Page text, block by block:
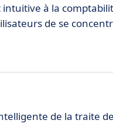
à la
de se
de la traite